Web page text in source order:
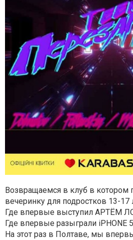
Возвращаемся в клуб в котором
вечеринку для подростков 13-17
Где впервые выступил АРТЁМ
Где впервые разыграли iPHONE
На этот раз в Полтаве, мы